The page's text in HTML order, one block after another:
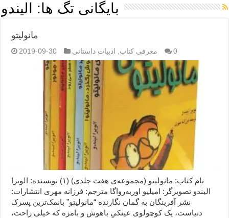
بایگانی تگ ها: الیندو
مانولیتو
2019-09-30 معرفی کتاب ادبیات داستانی 0
نام کتاب: مانولیتو (مجموعه‌ی هفت جلدی) (۱) نویسنده: الویرا
الیندو تصویرگر: امیلیو اوربه‌رواگا مترجم: فرزانه مهری انتشارات:
نشر آفرینگان به گمان نگارنده “مانولیتو” بانمک‌ترین پسرک
دنیاست، یک کوچولوی عینکیِ باهوش و بامزه که خیلی راحت،